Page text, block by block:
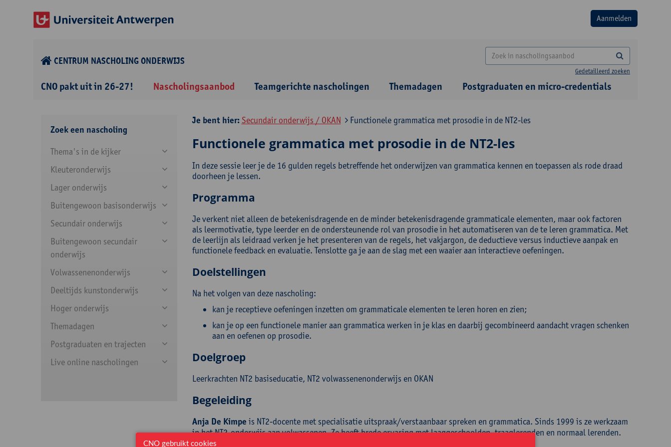
CENTRUM NASCHOLING ONDERWIJS
Gedetailleerd zoeken
CNO pakt uit in 26-27! Nascholingsaanbod Teamgerichte nascholingen Themadagen Postgraduaten en micro-credentials
Zoek een nascholing
Thema's in de kijker
Kleuteronderwijs
Lager onderwijs
Buitengewoon basisonderwijs
Secundair onderwijs
Buitengewoon secundair
onderwijs
Volwassenenonderwijs
Deeltijds kunstonderwijs
Hoger onderwijs
Themadagen
Postgraduaten en trajecten
Live online nascholingen
Je bent hier: Secundair onderwijs / OKAN Functionele grammatica met prosodie in de NT2-les
Functionele grammatica met prosodie in de NT2-les
In deze sessie leer je de 16 gulden regels betreffende het onderwijzen van grammatica kennen en toepassen als rode draad
doorheen je lessen.
Programma
Je verkent niet alleen de betekenisdragende en de minder betekenisdragende grammaticale elementen, maar ook factoren
als leermotivatie, type leerder en de ondersteunende rol van prosodie in het automatiseren van de te leren grammatica. Met
de leerlijn als leidraad verken je het presenteren van de regels, het vakjargon, de deductieve versus inductieve aanpak en
functionele feedback en evaluatie. Tenslotte ga je aan de slag met een waaier aan interactieve oefeningen.
Doelstellingen
Na het volgen van deze nascholing:
kan je receptieve oefeningen inzetten om grammaticale elementen te leren horen en zien;
kan je op een functionele manier aan grammatica werken in je klas en daarbij gecombineerd aandacht vragen schenken
aan en oefenen op prosodie.
Doelgroep
Leerkrachten NT2 basiseducatie, NT2 volwassenenonderwijs en OKAN
Begeleiding
Anja De Kimpe is NT2-docente met specialisatie uitspraak/verstaanbaar spreken en grammatica. Sinds 1999 is ze werkzaam
in het NT2-onderwijs aan volwassenen. Ze heeft brede ervaring met laaggeschoolden, traaglerenden en normaal lerenden.
CNO gebruikt cookies